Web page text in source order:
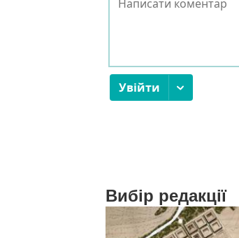
Вибір редакції